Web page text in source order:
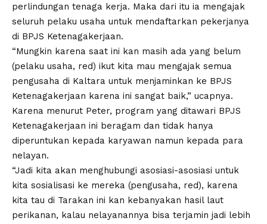
perlindungan tenaga kerja. Maka dari itu ia mengajak
seluruh pelaku usaha untuk mendaftarkan pekerjanya
di BPJS Ketenagakerjaan.
“Mungkin karena saat ini kan masih ada yang belum
(pelaku usaha, red) ikut kita mau mengajak semua
pengusaha di Kaltara untuk menjaminkan ke BPJS
Ketenagakerjaan karena ini sangat baik,” ucapnya.
Karena menurut Peter, program yang ditawari BPJS
Ketenagakerjaan ini beragam dan tidak hanya
diperuntukan kepada karyawan namun kepada para
nelayan.
“Jadi kita akan menghubungi asosiasi-asosiasi untuk
kita sosialisasi ke mereka (pengusaha, red), karena
kita tau di Tarakan ini kan kebanyakan hasil laut
perikanan, kalau nelayanannya bisa terjamin jadi lebih